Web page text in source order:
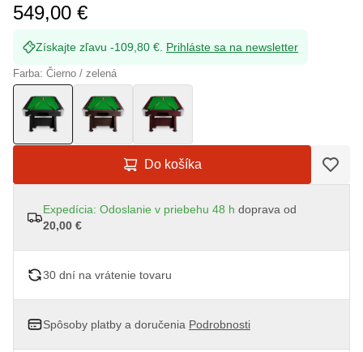
549,00 €
Získajte zľavu -109,80 €. Prihláste sa na newsletter
Farba: Čierno / zelená
Do košíka
Expedícia: Odoslanie v priebehu 48 h doprava od
20,00 €
30 dní na vrátenie tovaru
Spôsoby platby a doručenia Podrobnosti